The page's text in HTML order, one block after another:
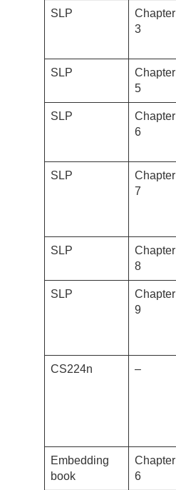
SLP
Chapter
3
SLP
Chapter
5
SLP
Chapter
6
SLP
Chapter
7
SLP
Chapter
8
SLP
Chapter
9
CS224n –
Embedding
book
Chapter
6